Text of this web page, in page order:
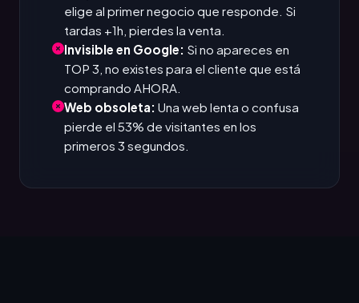
elige al primer negocio que responde. Si
tardas +1h, pierdes la venta.
Invisible en Google: Si no apareces en
TOP 3, no existes para el cliente que está
comprando AHORA.
Web obsoleta: Una web lenta o confusa
pierde el 53% de visitantes en los
primeros 3 segundos.